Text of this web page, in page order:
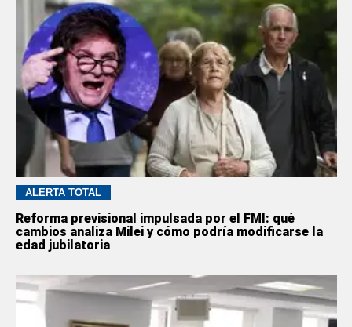
ALERTA TOTAL
Reforma previsional impulsada por el FMI: qué
cambios analiza Milei y cómo podría modificarse la
edad jubilatoria